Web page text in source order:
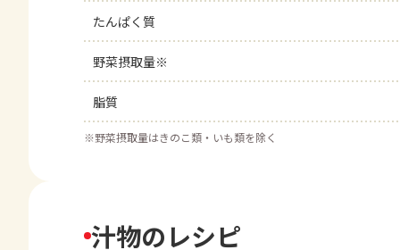
たんぱく質
野菜摂取量※
脂質
※野菜摂取量はきのこ類・いも類を除く
汁物のレシピ